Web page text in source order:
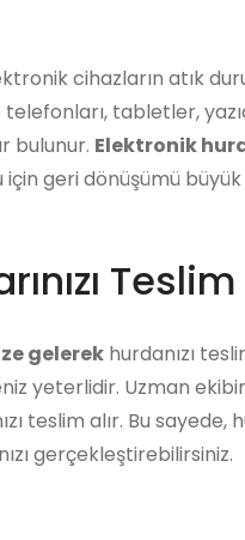
cihazların atık
tabletler,
bulunur. Elektronik
geri dönüşümü büyük
Teslim
gelerek hurdanızı
yeterlidir. Uzman
teslim alır. Bu sayede,
gerçekleştirebilirsiniz.